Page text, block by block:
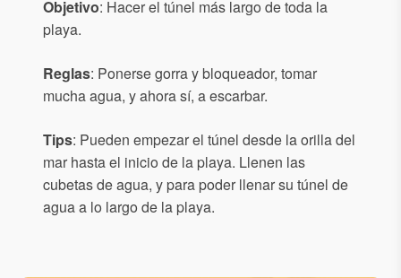
Objetivo: Hacer el túnel más largo de toda la
playa.
Reglas: Ponerse gorra y bloqueador, tomar
mucha agua, y ahora sí, a escarbar.
Tips: Pueden empezar el túnel desde la orilla del
mar hasta el inicio de la playa. Llenen las
cubetas de agua, y para poder llenar su túnel de
agua a lo largo de la playa.